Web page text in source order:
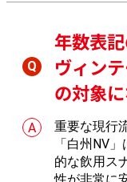
らやで精査
年数表
ヴィン
の対象
重要な現行
「白州NV
的な飲用ス